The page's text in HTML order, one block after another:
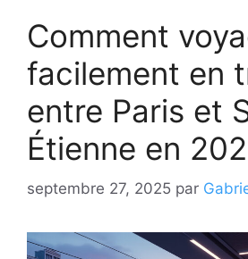
Comment
facilement en
entre Paris et
Étienne en
septembre 27, 2025 par